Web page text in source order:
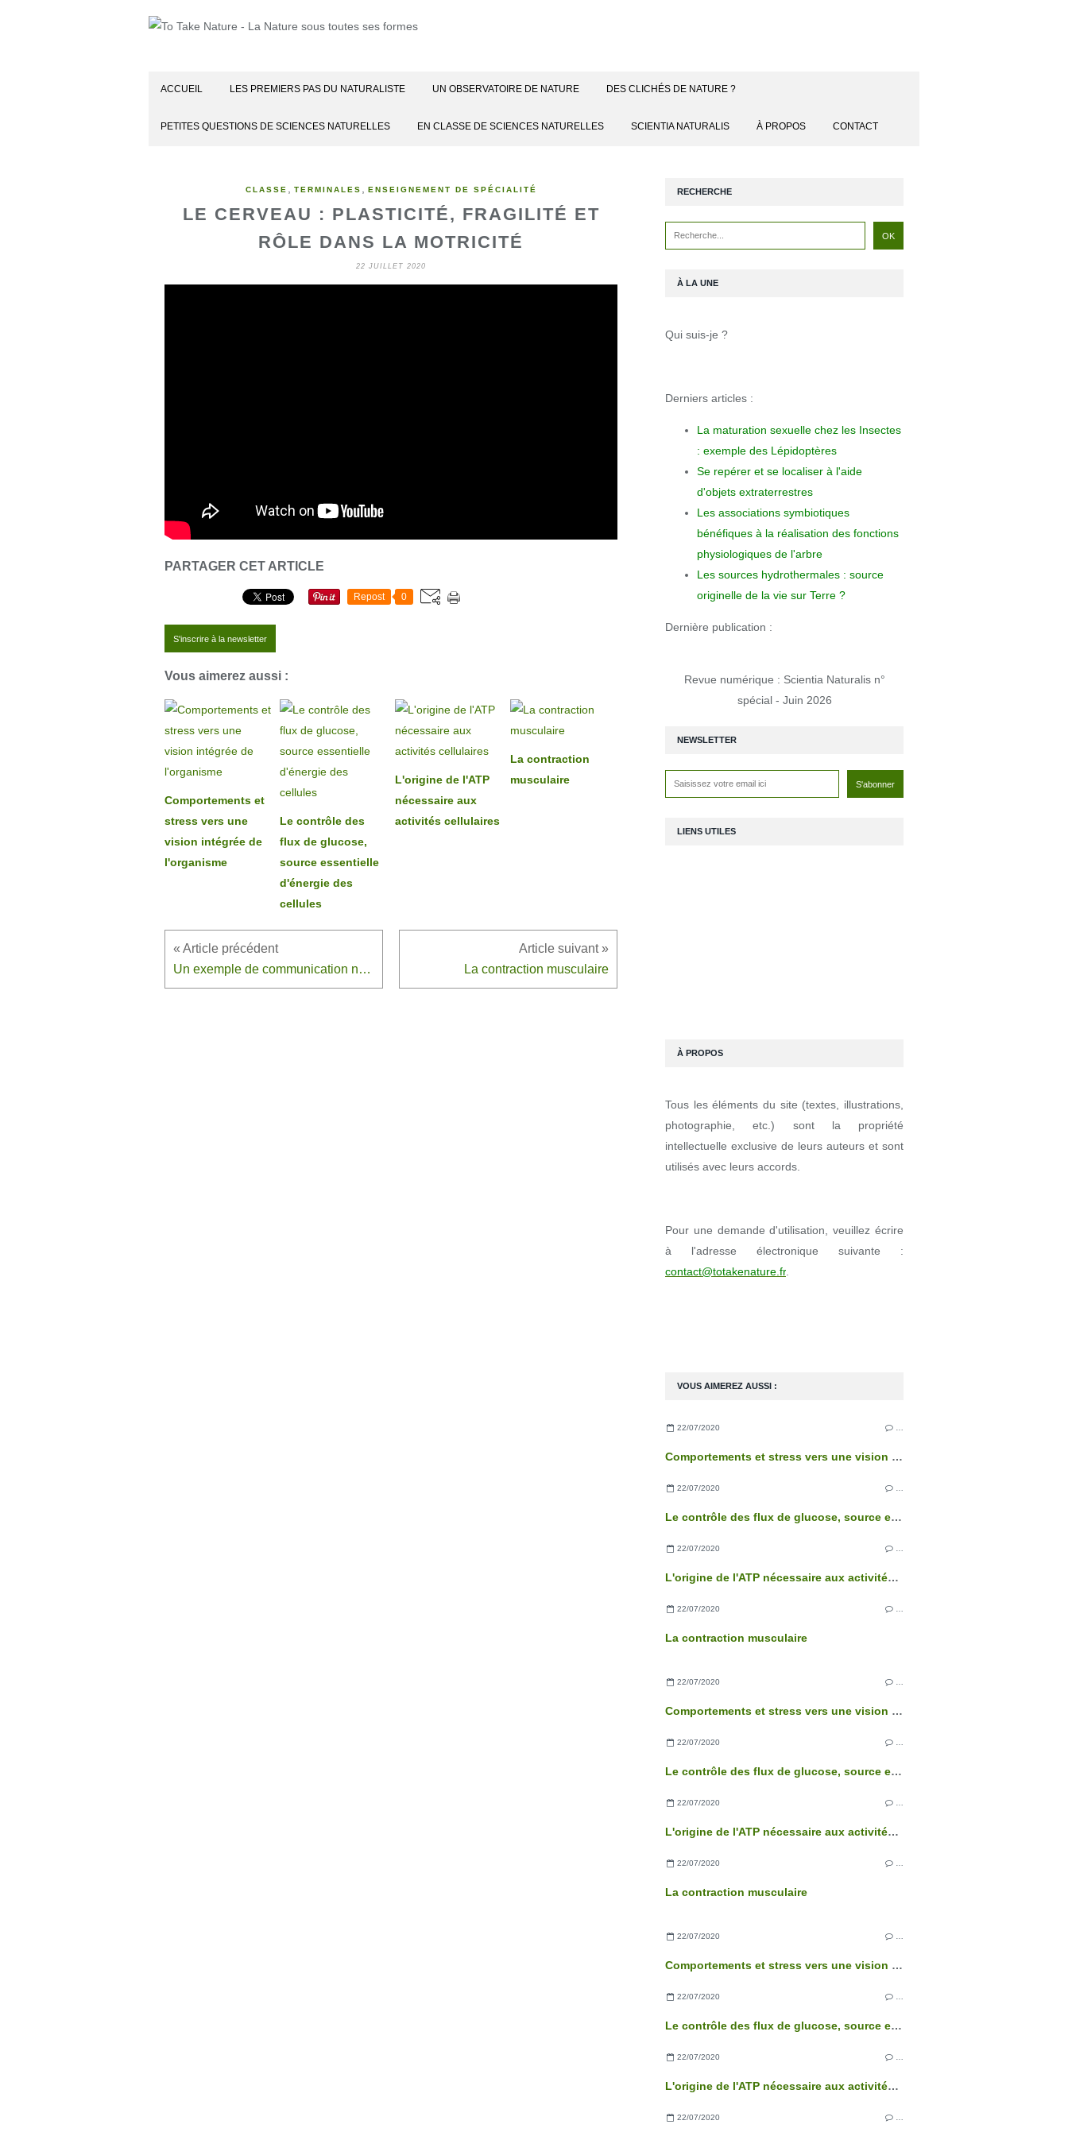
ACCUEIL LES PREMIERS PAS DU NATURALISTE UN OBSERVATOIRE DE NATURE DES CLICHÉS DE NATURE ?
PETITES QUESTIONS DE SCIENCES NATURELLES EN CLASSE DE SCIENCES NATURELLES SCIENTIA NATURALIS À PROPOS CONTACT
CLASSE TERMINALES ENSEIGNEMENT DE SPÉCIALITÉ
LE CERVEAU : PLASTICITÉ, FRAGILITÉ ET
RÔLE DANS LA MOTRICITÉ
22 JUILLET 2020
PARTAGER CET ARTICLE
Repost 0
S'inscrire à la newsletter
Vous aimerez aussi :
Comportements et
stress vers une
vision intégrée de
l'organisme
Le contrôle des
flux de glucose,
source essentielle
d'énergie des
cellules
L'origine de l'ATP
nécessaire aux
activités cellulaires
La contraction
musculaire
Un exemple de communication nerveuse : les réflexes La contraction musculaire
NEWSLETTER
RECHERCHE
VOUS AIMEREZ AUSSI :
22/07/2020
Comportements et stress vers une vision intégrée de l'organisme
22/07/2020
Le contrôle des flux de glucose, source essentielle d'énergie des cellules
22/07/2020
L'origine de l'ATP nécessaire aux activités cellulaires
22/07/2020
La contraction musculaire
22/07/2020
Comportements et stress vers une vision intégrée de l'organisme
22/07/2020
Le contrôle des flux de glucose, source essentielle d'énergie des cellules
22/07/2020
L'origine de l'ATP nécessaire aux activités cellulaires
22/07/2020
La contraction musculaire
22/07/2020
Comportements et stress vers une vision intégrée de l'organisme
22/07/2020
Le contrôle des flux de glucose, source essentielle d'énergie des cellules
22/07/2020
L'origine de l'ATP nécessaire aux activités cellulaires
22/07/2020
À LA UNE
Qui suis-je ?
Derniers articles :
La maturation sexuelle chez les Insectes
: exemple des Lépidoptères
Se repérer et se localiser à l'aide
d'objets extraterrestres
Les associations symbiotiques
bénéfiques à la réalisation des fonctions
physiologiques de l'arbre
Les sources hydrothermales : source
originelle de la vie sur Terre ?
Dernière publication :
Revue numérique : Scientia Naturalis n°
spécial - Juin 2026
LIENS UTILES
À PROPOS
Tous les éléments du site (textes, illustrations,
photographie, etc.) sont la propriété
intellectuelle exclusive de leurs auteurs et sont
utilisés avec leurs accords.
Pour une demande d'utilisation, veuillez écrire
à l'adresse électronique suivante :
contact@totakenature.fr